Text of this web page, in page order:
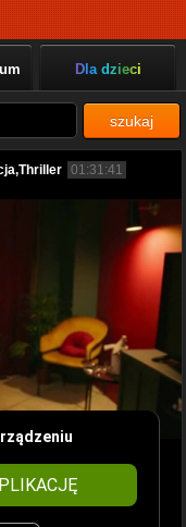
Dla dzieci
szukaj
01:31:41